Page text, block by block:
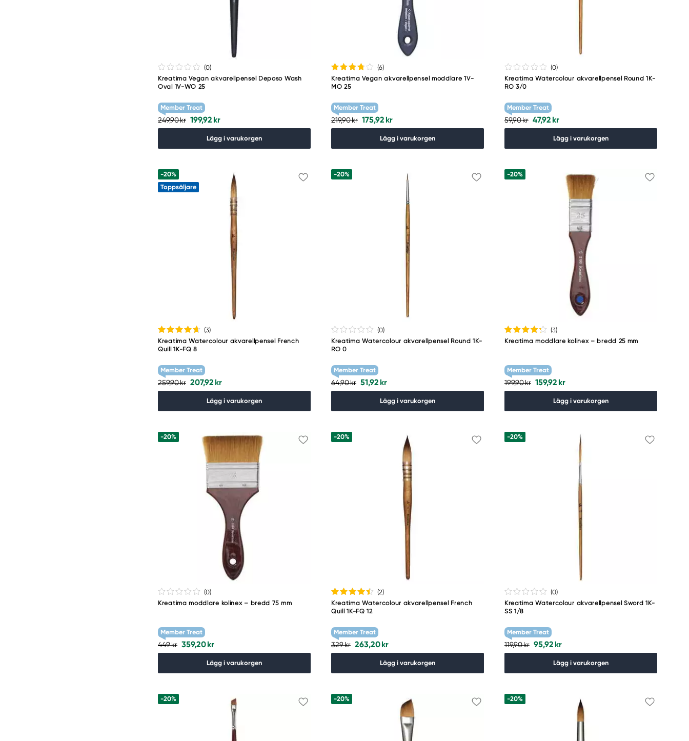
(0)
Kreatima Vegan akvarellpensel Deposo Wash
Oval 1V-WO 25
Member Treat
249,90 kr 199,92 kr
Lägg i varukorgen
(6)
Kreatima Vegan akvarellpensel moddlare 1V-
MO 25
Member Treat
219,90 kr 175,92 kr
Lägg i varukorgen
(0)
Kreatima Watercolour akvarellpensel Round 1K-
RO 3/0
Member Treat
59,90 kr 47,92 kr
Lägg i varukorgen
-20%
Toppsäljare
(3)
Kreatima Watercolour akvarellpensel French
Quill 1K-FQ 8
Member Treat
259,90 kr 207,92 kr
Lägg i varukorgen
-20%
(0)
Kreatima Watercolour akvarellpensel Round 1K-
RO 0
Member Treat
64,90 kr 51,92 kr
Lägg i varukorgen
-20%
(3)
Kreatima moddlare kolinex – bredd 25 mm
Member Treat
199,90 kr 159,92 kr
Lägg i varukorgen
-20%
(0)
Kreatima moddlare kolinex – bredd 75 mm
Member Treat
449 kr 359,20 kr
Lägg i varukorgen
-20%
(2)
Kreatima Watercolour akvarellpensel French
Quill 1K-FQ 12
Member Treat
329 kr 263,20 kr
Lägg i varukorgen
-20%
(0)
Kreatima Watercolour akvarellpensel Sword 1K-
SS 1/8
Member Treat
119,90 kr 95,92 kr
Lägg i varukorgen
-20% -20% -20%